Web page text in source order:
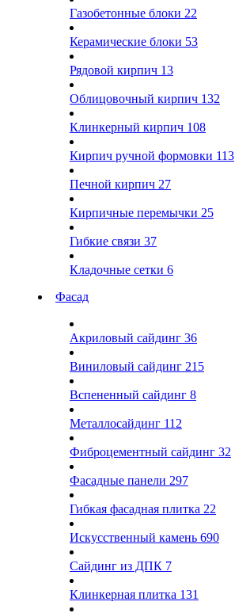
Газобетонные блоки 22
Керамические блоки 53
Рядовой кирпич 13
Облицовочный кирпич 132
Клинкерный кирпич 108
Кирпич ручной формовки 113
Печной кирпич 27
Кирпичные перемычки 25
Гибкие связи 37
Кладочные сетки 6
Фасад
Акриловый сайдинг 36
Виниловый сайдинг 215
Вспененный сайдинг 8
Металлосайдинг 112
Фиброцементный сайдинг 32
Фасадные панели 297
Гибкая фасадная плитка 22
Искусственный камень 690
Сайдинг из ДПК 7
Клинкерная плитка 131